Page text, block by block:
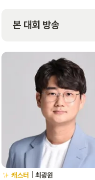
본 대회 방송
캐스터 최광원